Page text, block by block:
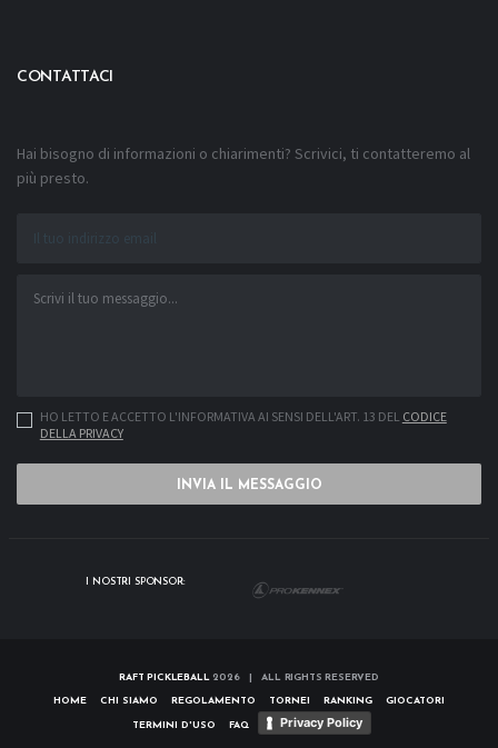
CONTATTACI
Hai bisogno di informazioni o chiarimenti? Scrivici, ti contatteremo al
più presto.
HO LETTO E ACCETTO L'INFORMATIVA AI SENSI DELL'ART. 13 DEL CODICE
DELLA PRIVACY
INVIA IL MESSAGGIO
I NOSTRI SPONSOR:
RAFT PICKLEBALL2026 | ALL RIGHTS RESERVED
HOME CHI SIAMO REGOLAMENTO TORNEI RANKING GIOCATORI
TERMINI D'USO FAQ Privacy Policy